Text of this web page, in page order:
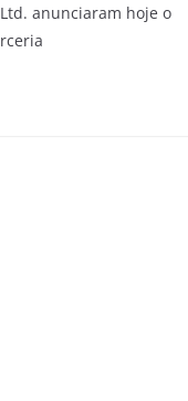
anunciaram hoje o